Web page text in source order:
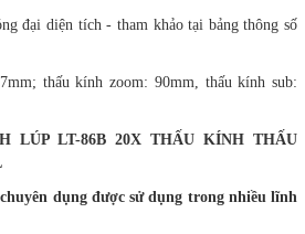
đại diện tích - tham khảo tại bảng thông số
thấu kính zoom: 90mm, thấu kính sub:
LÚP LT-86B 20X THẤU KÍNH THẤU
dụng được sử dụng trong nhiều lĩnh